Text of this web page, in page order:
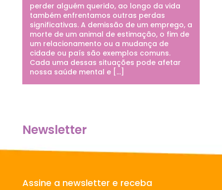
perder alguém querido, ao longo da vida
também enfrentamos outras perdas
significativas. A demissão de um emprego, a
morte de um animal de estimação, o fim de
um relacionamento ou a mudança de
cidade ou país são exemplos comuns.
Cada uma dessas situações pode afetar
nossa saúde mental e […]
Newsletter
Assine a newsletter e receba